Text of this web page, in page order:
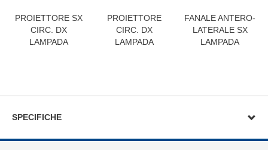
PROIETTORE SX
CIRC. DX
LAMPADA
PROIETTORE
CIRC. DX
LAMPADA
FANALE ANTERO-
LATERALE SX
LAMPADA
SPECIFICHE